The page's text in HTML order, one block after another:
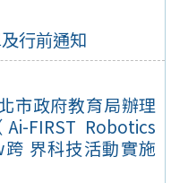
行前通知
市政府教育局辦理
FIRST Robotics
界科技活動實施